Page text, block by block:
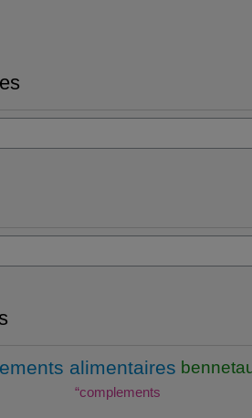
alimentaires
“complements